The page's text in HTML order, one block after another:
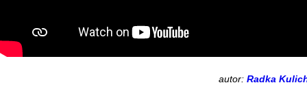
autor: Radka